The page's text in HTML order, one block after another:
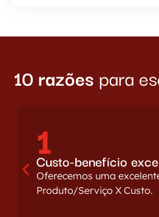
10 razões para
1
Custo-benefício
Oferecemos uma
Produto/Serviço X Custo.